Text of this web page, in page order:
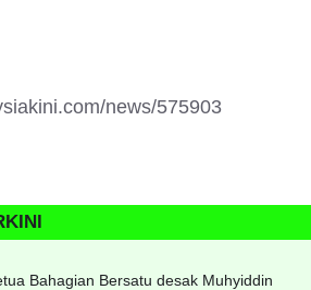
news/575903
Bahagian Bersatu desak Muhyiddin